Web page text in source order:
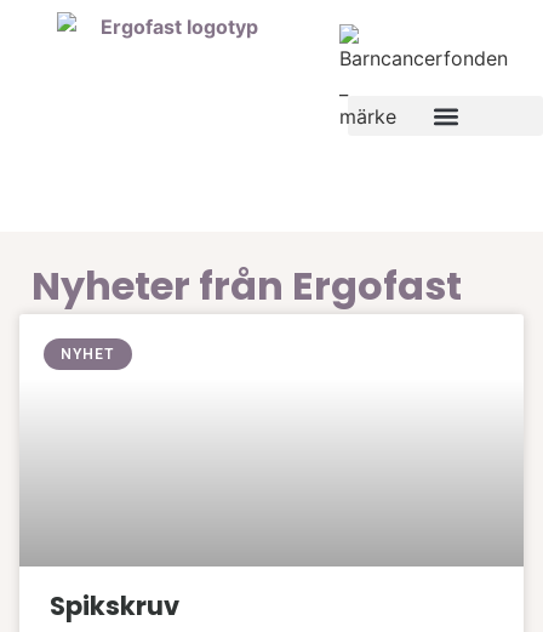
Nyheter från Ergofast
NYHET
Spikskruv